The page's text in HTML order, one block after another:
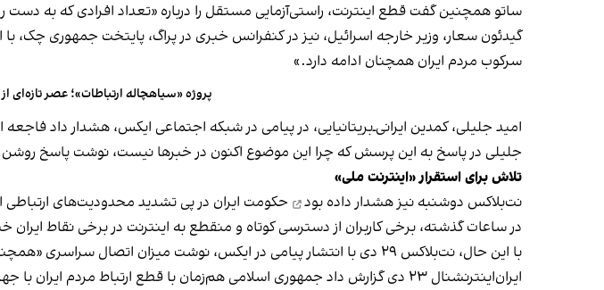
ساتو همچنین گفت قطع اینترنت، راستی‌آزمایی مستقل را درباره «تعداد افرادی که به
گیدئون سعار، وزیر خارجه اسرائیل، نیز در کنفرانس خبری در پراگ، پایتخت جمهوری
سرکوب مردم ایران همچنان ادامه دارد.»
پروژه «سیاهچاله ارتباطات»؛ عصر تازه‌ای از
امید جلیلی، کمدین ایرانی‌ـ‌بریتانیایی، در پیامی در شبکه اجتماعی ایکس، هشدار داد
جلیلی در پاسخ به این پرسش که چرا این موضوع اکنون در خبرها نیست، نوشت پاسخ
تلاش برای استقرار «اینترنت ملی»
نت‌بلاکس دوشنبه نیزهشدار داده بود
حکومت ایران در پی تشدید محدودیت‌های ارتباطی
در ساعات گذشته، برخی کاربران از دسترسی کوتاه و منقطع به اینترنت در برخی نقاط ایران
با این حال، نت‌بلاکس ۲۹ دی با انتشار پیامی در ایکس، نوشت میزان اتصال سراسری «همچنان حداقلی باقی مانده» است.
ایران‌اینترنشنال ۲۳ دی گزارش داد جمهوری اسلامی هم‌زمان با قطع ارتباط مردم ایران با جهان، به‌سرعت در پی راه‌اندازی پروژه جدیدی است که امکان